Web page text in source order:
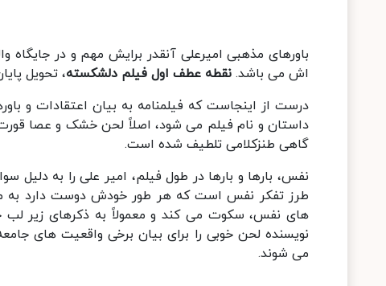
باورهای مذهبی امیرعلی آنقدر برایش مهم و در جایگاه
اش می باشد. نقطه عطف اول فیلم دلشکسته، تحویل
درست از اینجاست که فیلمنامه به بیان اعتقادات و
داستان و نام فیلم می شود، اصلاً لحن خشک و عصا
گاهی طنزکلامی تلطیف شده است.
نفس، بارها و بارها در طول فیلم، امیر علی را به
طرز تفکر نفس است که هر طور خودش دوست دارد به
های نفس، سکوت می کند و معمولاً به ذکرهای زیر لب
نویسنده لحن خوبی را برای بیان برخی واقعیت های
می شوند.